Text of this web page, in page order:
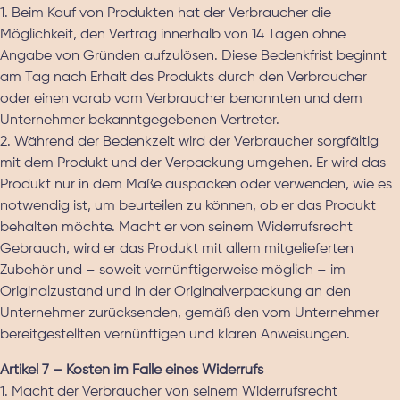
1. Beim Kauf von Produkten hat der Verbraucher die
Möglichkeit, den Vertrag innerhalb von 14 Tagen ohne
Angabe von Gründen aufzulösen. Diese Bedenkfrist beginnt
am Tag nach Erhalt des Produkts durch den Verbraucher
oder einen vorab vom Verbraucher benannten und dem
Unternehmer bekanntgegebenen Vertreter.
2. Während der Bedenkzeit wird der Verbraucher sorgfältig
mit dem Produkt und der Verpackung umgehen. Er wird das
Produkt nur in dem Maße auspacken oder verwenden, wie es
notwendig ist, um beurteilen zu können, ob er das Produkt
behalten möchte. Macht er von seinem Widerrufsrecht
Gebrauch, wird er das Produkt mit allem mitgelieferten
Zubehör und – soweit vernünftigerweise möglich – im
Originalzustand und in der Originalverpackung an den
Unternehmer zurücksenden, gemäß den vom Unternehmer
bereitgestellten vernünftigen und klaren Anweisungen.
Artikel 7 – Kosten im Falle eines Widerrufs
1. Macht der Verbraucher von seinem Widerrufsrecht